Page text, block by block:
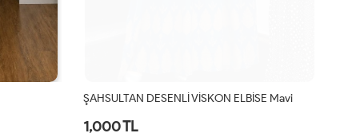
ŞAHSULTAN DESENLİ VİSKON ELBİSE Mavi
1,000 TL